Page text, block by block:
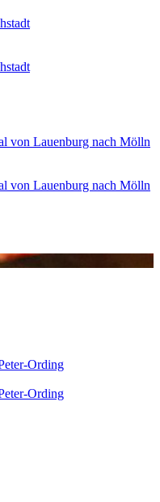
von Lauenburg nach Mölln
von Lauenburg nach Mölln
Ording
Ording